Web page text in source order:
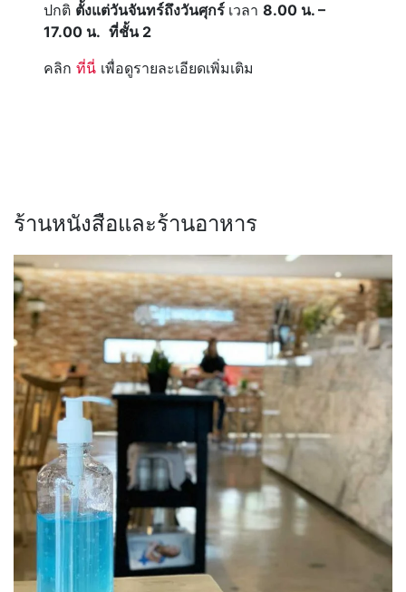
ปกติ ตั้งแต่วันจันทร์ถึงวันศุกร์ เวลา8.00 น. –
17.00 น. ที่ชั้น 2
คลิกที่นี่ เพื่อดูรายละเอียดเพิ่มเติม
ร้านหนังสือและร้านอาหาร